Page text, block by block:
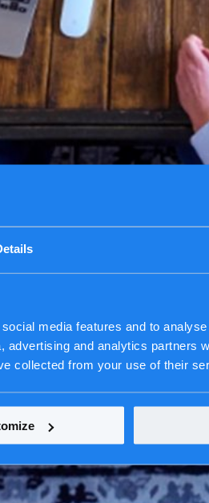
media features and to
and analytics partners
collected from your use of their